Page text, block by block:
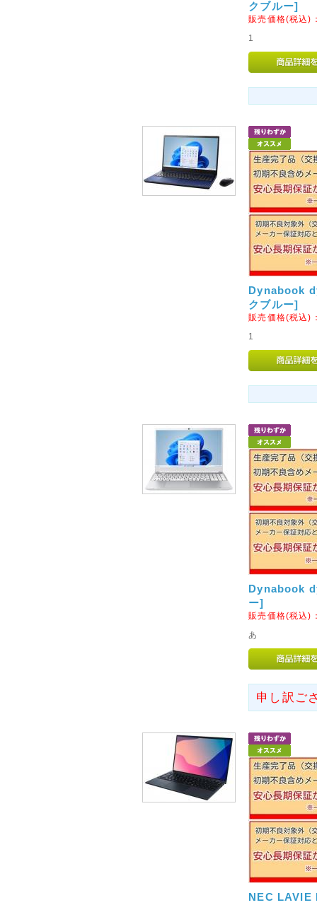
◇6月20日以前に会員登録
6月20日に発生しましたファー
り、会員様登録情報、並びに
発生いたしました。
※詳細につきましては http://
ファーストサーバ株式会社よ
がございましたので、何卒事
大変恐縮ではございますが、
新規会員登録を行っていただ
なお、今回の件でハッキング
で、ご安心くださいませ。
◇配達日のご希望指定期間
本日、朝11時以降のご注文よ
たのでご注意ください。
「代金引換」でのご注文の場
「銀行振り込み」のご注文の
※「代金引換」で7日間(【超大
できなくなりましたので、そ
<重要>パナソニックノート
収のお知らせ
パナソニック社が2011年4月か
パソコンの一部の機種およびオ
ーパックにおいて、製造上の
性のあることが判明いたしまし
◇ヤマト運輸お荷物のお届
現在、全国的な大雨の影響に
ので、あらかじめご了承くださ
お客様には余裕を持ったご注
<重要>メールが届かないお
弊社ではご注文を頂いた際に
かない方は確実に設定が必要
URLより設定をお願い致します
設定しても届かない場合は、
◇南東北・九州への送料改
ヤマト運輸の運賃改定にとも
北(宮城県、山形県、福島県)・
分県、宮崎県、鹿児島県)への
クブルー]
販売価格(税込)
1
Dynabook
クブルー]
販売価格(税込)
1
Dynabook
ー]
販売価格(税込)
あ
申し訳ご
NEC LAVIE